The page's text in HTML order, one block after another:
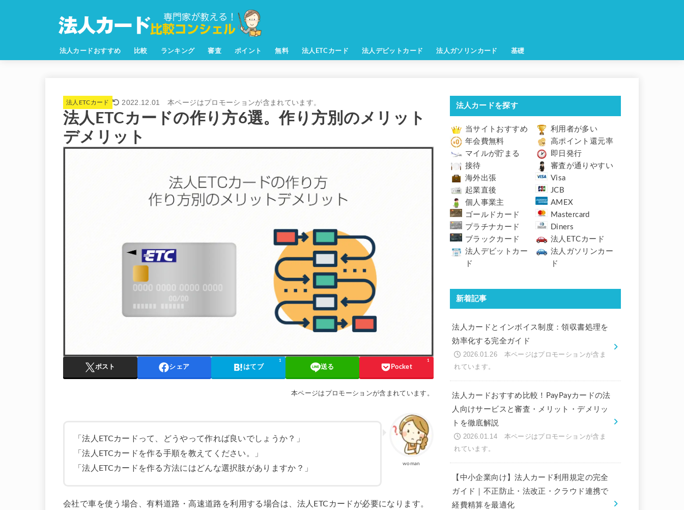
法人カードおすすめ 比較 ランキング 審査 ポイント 無料 法人ETCカード 法人デビットカード 法人ガソリンカード 基礎
法人ETCカード 2022.12.01
法人ETCカードの作り方6選。作り方別のメリット
デメリット
ポスト シェア はてブ
1
送る Pocket
1
本ページはプロモーションが含まれています。
woman
「法人ETCカードって、どうやって作れば良いでしょうか？」
「法人ETCカードを作る手順を教えてください。」
「法人ETCカードを作る方法にはどんな選択肢がありますか？」
会社で車を使う場合、有料道路・高速道路を利用する場合は、法人ETCカードが必要になります。
法人カードを探す
当サイトおすすめ
利用者が多い
年会費無料
高ポイント還元率
マイルが貯まる
即日発行
接待
審査が通りやすい
海外出張
Visa
起業直後
JCB
個人事業主
AMEX
ゴールドカード
Mastercard
プラチナカード
Diners
ブラックカード
法人ETCカード
法人デビットカー
ド
法人ガソリンカー
ド
新着記事
法人カードとインボイス制度：領収書処理を
効率化する完全ガイド
2026.01.26
法人カードおすすめ比較！PayPayカードの法
人向けサービスと審査・メリット・デメリッ
トを徹底解説
2026.01.14
【中小企業向け】法人カード利用規定の完全
ガイド｜不正防止・法改正・クラウド連携で
経費精算を最適化